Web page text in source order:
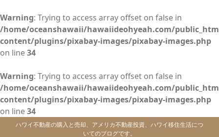
Warning: Trying to access array offset on false in
/home/oceanshawaii/hawaiideohyeah.com/
content/plugins/pixabay-images/pixabay-images.php
on line34
Warning: Trying to access array offset on false in
/home/oceanshawaii/hawaiideohyeah.com/
content/plugins/pixabay-images/pixabay-images.php
on line34
ハワイ不動産の購入と売却、アメリカ不動産投資、ハワイ移住生活につ
いてのブログです。